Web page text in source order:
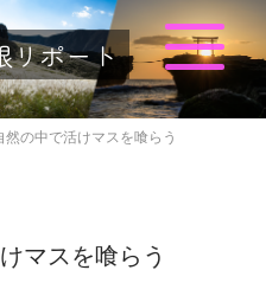
リポート
然の中で活けマスを喰らう
マスを喰らう